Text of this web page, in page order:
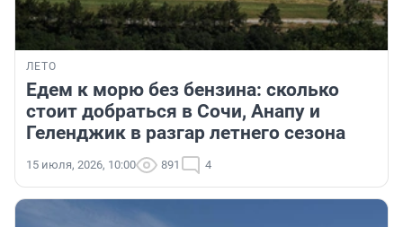
ЛЕТО
Едем к морю без бензина: сколько
стоит добраться в Сочи, Анапу и
Геленджик в разгар летнего сезона
15 июля, 2026, 10:00 891 4